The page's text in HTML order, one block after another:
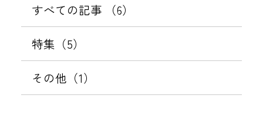
9
販
売
中
！
すべての記事 （6）
特集（5）
その他（1）